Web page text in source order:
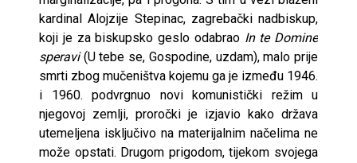
kardinal Alojzije Stepinac, zagrebački nadbiskup,
koji je za biskupsko geslo odabrao In te Domine
speravi(U tebe se, Gospodine, uzdam), malo prije
smrti zbog mučeništva kojemu ga je između 1946.
i 1960. podvrgnuo novi komunistički režim u
njegovoj zemlji, proročki je izjavio kako država
utemeljena isključivo na materijalnim načelima ne
može opstati. Drugom prigodom, tijekom svojega